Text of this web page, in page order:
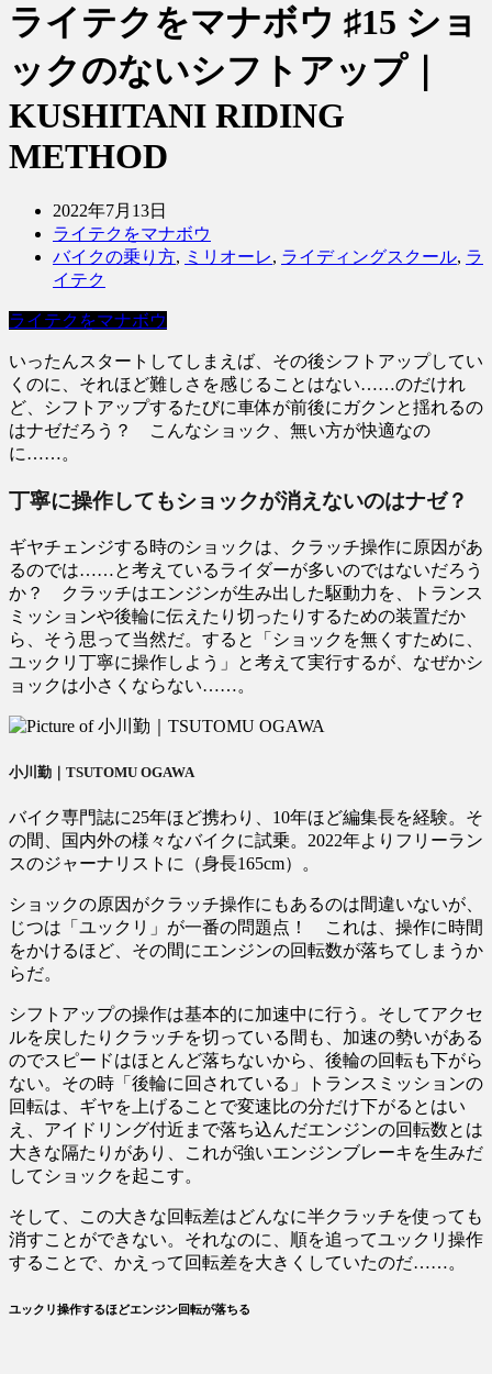
ライテクをマナボウ ♯15 ショ
ックのないシフトアップ｜
KUSHITANI RIDING
METHOD
2022年7月13日
ライテクをマナボウ
バイクの乗り方, ミリオーレ, ライディングスクール, ラ
イテク
ライテクをマナボウ
いったんスタートしてしまえば、その後シフトアップしてい
くのに、それほど難しさを感じることはない……のだけれ
ど、シフトアップするたびに車体が前後にガクンと揺れるの
はナゼだろう？ こんなショック、無い方が快適なの
に……。
丁寧に操作してもショックが消えないのはナゼ？
ギヤチェンジする時のショックは、クラッチ操作に原因があ
るのでは……と考えているライダーが多いのではないだろう
か？ クラッチはエンジンが生み出した駆動力を、トランス
ミッションや後輪に伝えたり切ったりするための装置だか
ら、そう思って当然だ。すると「ショックを無くすために、
ユックリ丁寧に操作しよう」と考えて実行するが、なぜかシ
ョックは小さくならない……。
小川勤｜TSUTOMU OGAWA
バイク専門誌に25年ほど携わり、10年ほど編集長を経験。そ
の間、国内外の様々なバイクに試乗。2022年よりフリーラン
スのジャーナリストに（身長165cm）。
ショックの原因がクラッチ操作にもあるのは間違いないが、
じつは「ユックリ」が一番の問題点！ これは、操作に時間
をかけるほど、その間にエンジンの回転数が落ちてしまうか
らだ。
シフトアップの操作は基本的に加速中に行う。そしてアクセ
ルを戻したりクラッチを切っている間も、加速の勢いがある
のでスピードはほとんど落ちないから、後輪の回転も下がら
ない。その時「後輪に回されている」トランスミッションの
回転は、ギヤを上げることで変速比の分だけ下がるとはい
え、アイドリング付近まで落ち込んだエンジンの回転数とは
大きな隔たりがあり、これが強いエンジンブレーキを生みだ
してショックを起こす。
そして、この大きな回転差はどんなに半クラッチを使っても
消すことができない。それなのに、順を追ってユックリ操作
することで、かえって回転差を大きくしていたのだ……。
ユックリ操作するほどエンジン回転が落ちる